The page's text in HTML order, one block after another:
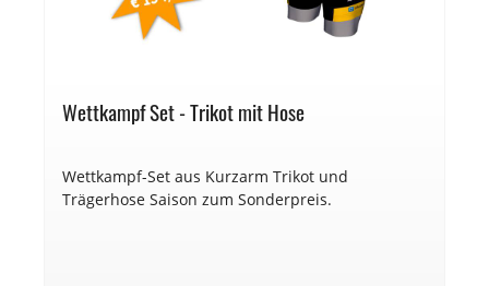
Wettkampf Set - Trikot mit Hose
Wettkampf-Set aus Kurzarm Trikot und
Trägerhose Saison zum Sonderpreis.